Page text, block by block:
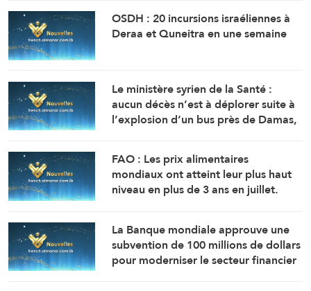
OSDH : 20 incursions israéliennes à
Deraa et Quneitra en une semaine
Le ministère syrien de la Santé :
aucun décès n’est à déplorer suite à
l’explosion d’un bus près de Damas,
FAO : Les prix alimentaires
mondiaux ont atteint leur plus haut
niveau en plus de 3 ans en juillet.
La Banque mondiale approuve une
subvention de 100 millions de dollars
pour moderniser le secteur financier